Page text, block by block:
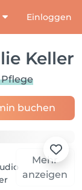
Einloggen
Keller
buchen
Mehr
anzeigen